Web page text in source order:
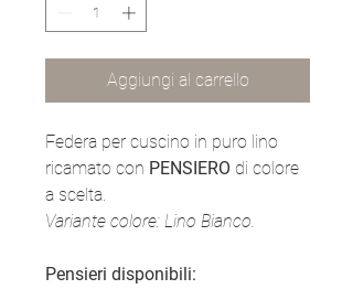
Aggiungi al carrello
Federa per cuscino in puro lino
ricamato con PENSIERO di colore
a scelta.
Variante colore: Lino Bianco.
Pensieri disponibili: